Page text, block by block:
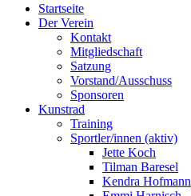
Startseite
Der Verein
Kontakt
Mitgliedschaft
Satzung
Vorstand/Ausschuss
Sponsoren
Kunstrad
Training
Sportler/innen (aktiv)
Jette Koch
Tilman Baresel
Kendra Hofmann